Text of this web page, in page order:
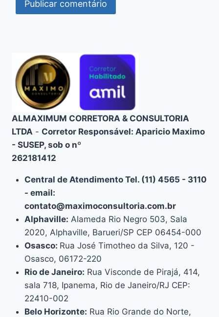
ALMAXIMUM CORRETORA & CONSULTORIA
LTDA - Corretor Responsável: Aparicio Maximo
- SUSEP, sob o nº
262181412
Central de Atendimento Tel. (11) 4565 - 3110
- email:
contato@maximoconsultoria.com.br
Alphaville: Alameda Rio Negro 503, Sala
2020, Alphaville, Barueri/SP CEP 06454-000
Osasco: Rua José Timotheo da Silva, 120 -
Osasco, 06172-220
Rio de Janeiro: Rua Visconde de Pirajá, 414,
sala 718, Ipanema, Rio de Janeiro/RJ CEP:
22410-002
Belo Horizonte: Rua Rio Grande do Norte,